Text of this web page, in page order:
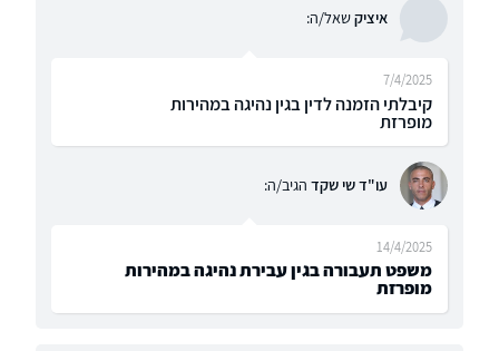
איציקשאל/ה:
קיבלתי הזמנה לדין בגין נהיגה במהירות
מופרזת
7/4/2025
עו"ד שי שקד הגיב/ה:
משפט תעבורה בגין עבירת נהיגה במהירות
מופרזת
14/4/2025